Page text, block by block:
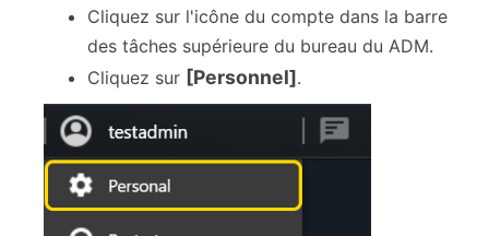
Cliquez sur l'icône du compte dans la barre
des tâches supérieure du bureau du ADM.
Cliquez sur [Personnel].